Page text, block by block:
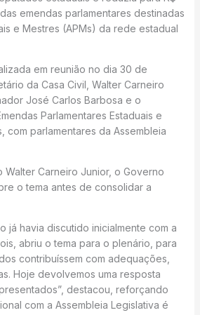
emendas parlamentares destinadas
e Mestres (APMs) da rede estadual
em reunião no dia 30 de
da Casa Civil, Walter Carneiro
José Carlos Barbosa e o
Parlamentares Estaduais e
com parlamentares da Assembleia
Carneiro Junior, o Governo
o tema antes de consolidar a
já havia discutido inicialmente com a
abriu o tema para o plenário, para
contribuíssem com adequações,
Hoje devolvemos uma resposta
destacou, reforçando
com a Assembleia Legislativa é